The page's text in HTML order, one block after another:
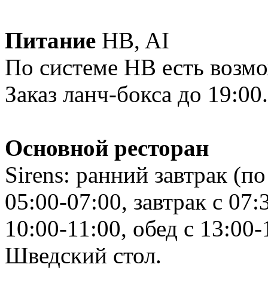
Питание HB, AI
По системе HB есть
Заказ ланч-бокса до 19:00.
Основной ресторан
Sirens: ранний завтрак
05:00-07:00, завтрак с
10:00-11:00, обед с
Шведский стол.